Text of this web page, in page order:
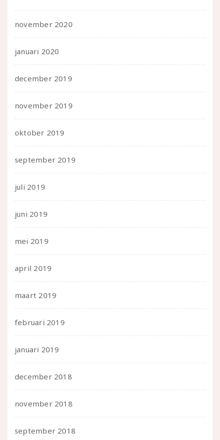
november 2020
januari 2020
december 2019
november 2019
oktober 2019
september 2019
juli 2019
juni 2019
mei 2019
april 2019
maart 2019
februari 2019
januari 2019
december 2018
november 2018
september 2018